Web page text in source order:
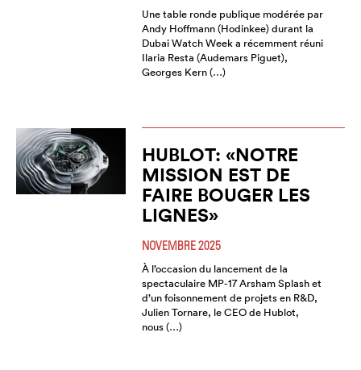
Une table ronde publique modérée par
Andy Hoffmann (Hodinkee) durant la
Dubai Watch Week a récemment réuni
Ilaria Resta (Audemars Piguet),
Georges Kern (…)
HUBLOT: «NOTRE
MISSION EST DE
FAIRE BOUGER LES
LIGNES»
NOVEMBRE 2025
À l’occasion du lancement de la
spectaculaire MP-17 Arsham Splash et
d’un foisonnement de projets en R&D,
Julien Tornare, le CEO de Hublot,
nous (…)